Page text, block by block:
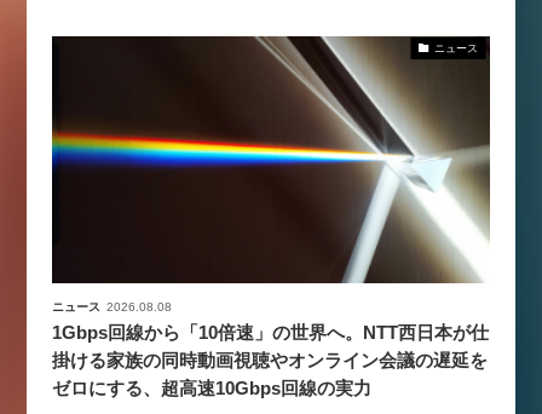
ニュース
ニュース 2026.08.08
1Gbps回線から「10倍速」の世界へ。NTT西日本が仕
掛ける家族の同時動画視聴やオンライン会議の遅延を
ゼロにする、超高速10Gbps回線の実力